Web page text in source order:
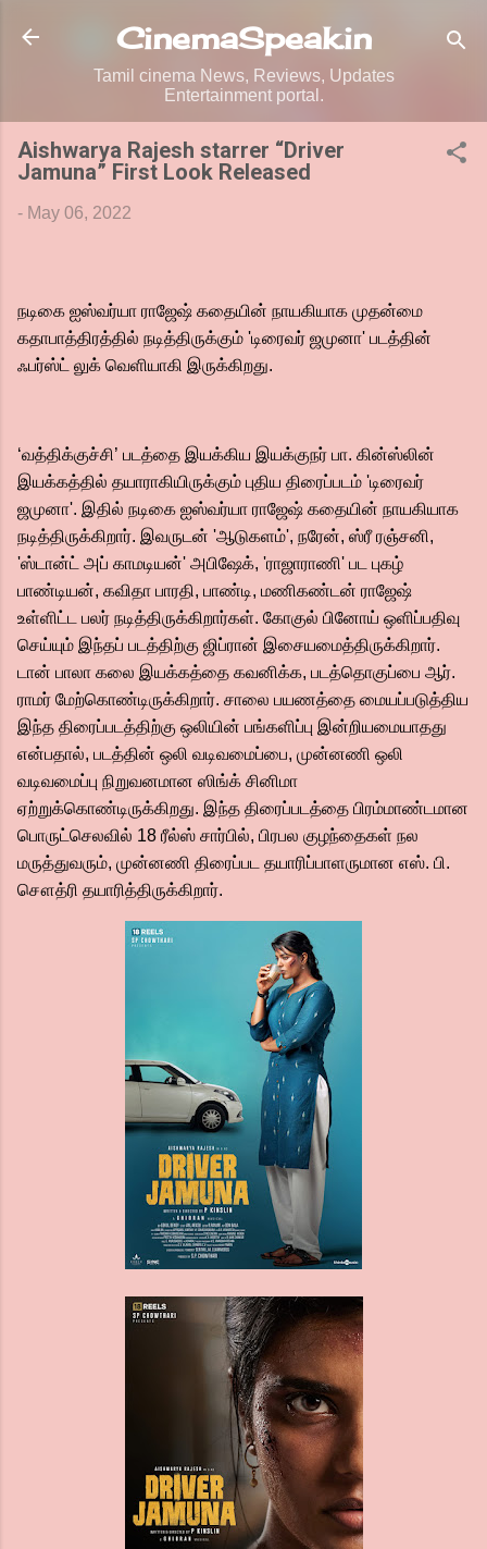
Skip to main content
CinemaSpeak.in
Tamil cinema News, Reviews, Updates
Entertainment portal.
Aishwarya Rajesh starrer “Driver
Jamuna” First Look Released
- May 06, 2022
நடிகை ஐஸ்வர்யா ராஜேஷ் கதையின் நாயகியாக முதன்மை
கதாபாத்திரத்தில் நடித்திருக்கும் 'டிரைவர் ஜமுனா' படத்தின்
ஃபர்ஸ்ட் லுக் வெளியாகி இருக்கிறது.
‘வத்திக்குச்சி’ படத்தை இயக்கிய இயக்குநர் பா. கின்ஸ்லின்
இயக்கத்தில் தயாராகியிருக்கும் புதிய திரைப்படம் 'டிரைவர்
ஜமுனா'. இதில் நடிகை ஐஸ்வர்யா ராஜேஷ் கதையின் நாயகியாக
நடித்திருக்கிறார். இவருடன் 'ஆடுகளம்', நரேன், ஸ்ரீ ரஞ்சனி,
'ஸ்டான்ட் அப் காமடியன்' அபிஷேக், 'ராஜாராணி' பட புகழ்
பாண்டியன், கவிதா பாரதி, பாண்டி, மணிகண்டன் ராஜேஷ்
உள்ளிட்ட பலர் நடித்திருக்கிறார்கள். கோகுல் பினோய் ஒளிப்பதிவு
செய்யும் இந்தப் படத்திற்கு ஜிப்ரான் இசையமைத்திருக்கிறார்.
டான் பாலா கலை இயக்கத்தை கவனிக்க, படத்தொகுப்பை ஆர்.
ராமர் மேற்கொண்டிருக்கிறார். சாலை பயணத்தை மையப்படுத்திய
இந்த திரைப்படத்திற்கு ஒலியின் பங்களிப்பு இன்றியமையாதது
என்பதால், படத்தின் ஒலி வடிவமைப்பை, முன்னணி ஒலி
வடிவமைப்பு நிறுவனமான ஸிங்க் சினிமா
ஏற்றுக்கொண்டிருக்கிறது. இந்த திரைப்படத்தை பிரம்மாண்டமான
பொருட்செலவில் 18 ரீல்ஸ் சார்பில், பிரபல குழந்தைகள் நல
மருத்துவரும், முன்னணி திரைப்பட தயாரிப்பாளருமான எஸ். பி.
சௌத்ரி தயாரித்திருக்கிறார்.